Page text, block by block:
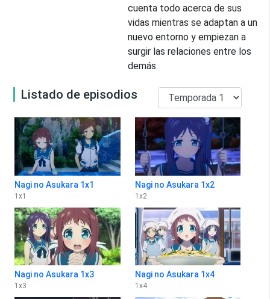
cuenta todo acerca de sus
vidas mientras se adaptan a un
nuevo entorno y empiezan a
surgir las relaciones entre los
demás.
Listado de episodios
Nagi no Asukara 1x1
1 x1
Nagi no Asukara 1x2
1 x2
Nagi no Asukara 1x3
1 x3
Nagi no Asukara 1x4
1 x4